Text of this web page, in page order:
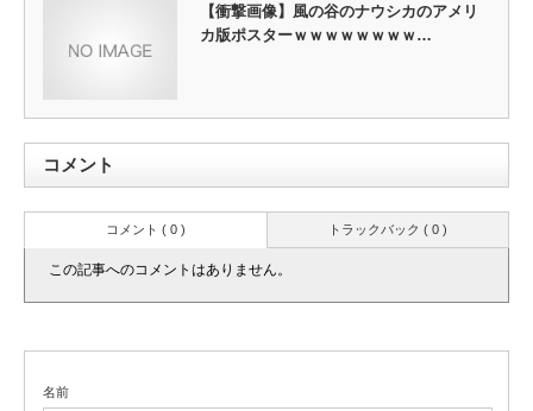
【衝撃画像】風の谷のナウシカのアメリ
カ版ポスターｗｗｗｗｗｗｗｗ…
コメント
トラックバック ( 0 )
コメント ( 0 )
この記事へのコメントはありません。
名前